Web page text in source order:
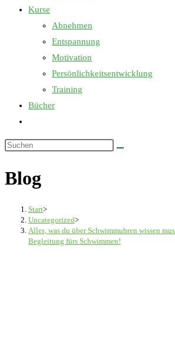
Kurse
Abnehmen
Entspannung
Motivation
Persönlichkeitsentwicklung
Training
Bücher
umschalten
Diese
durchsuchen
Blog
Start>
Uncategorized>
Alles, was du über Schwimmuhren wissen
Begleitung fürs Schwimmen!